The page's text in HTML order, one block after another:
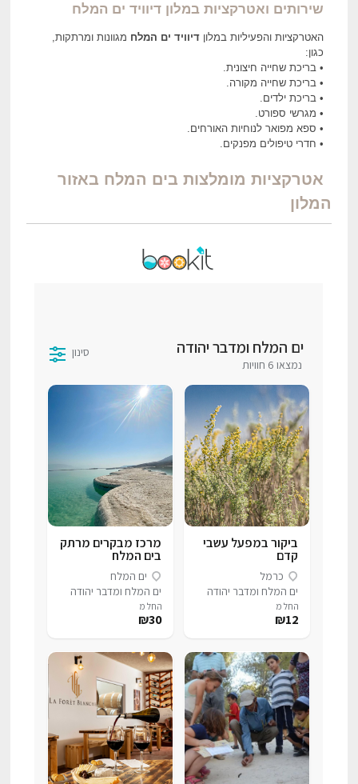
שירותים ואטרקציות במלון דיוויד ים המלח
האטרקציות והפעיליות במלוןדיוויד ים המלח מגוונות ומרתקות,
כגון:
• בריכת שחייה חיצונית.
• בריכת שחייה מקורה.
• בריכת ילדים.
• מגרשי ספורט.
• ספא מפואר לנוחיות האורחים.
• חדרי טיפולים מפנקים.
אטרקציות מומלצות בים המלח באזור
המלון